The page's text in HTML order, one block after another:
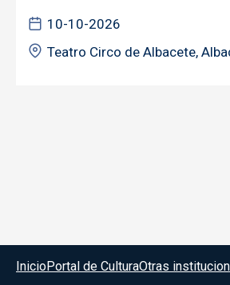
10-10-2026
Teatro Circo de Albacete,
Menú del pie
InicioPortal de CulturaOtras